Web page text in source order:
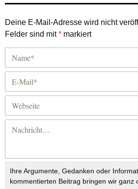
Deine E-Mail-Adresse wird nicht
Felder sind mit* markiert
Ihre Argumente, Gedanken oder
kommentierten Beitrag bringen wir ganz